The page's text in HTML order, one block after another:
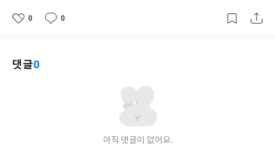
좋
0
댓
0
작
댓글0
아직 댓글이 없어요.